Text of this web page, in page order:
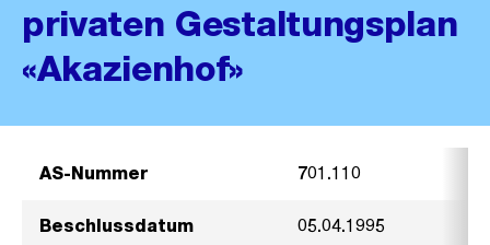
privaten Gestaltungsplan
«Akazienhof»
AS-Nummer 701.110
Beschlussdatum 05.04.1995